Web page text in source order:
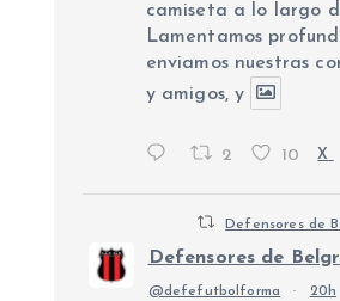
camiseta a lo largo
Lamentamos
enviamos nuestras
y amigos, y
2 10 X
Defensores de
Defensores de
@defefutbolforma · 20h